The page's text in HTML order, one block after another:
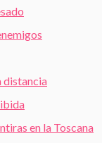
distancia
en la Toscana